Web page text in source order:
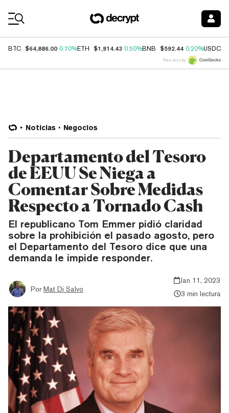
BTC $64,886.00 0.70%ETH $1,914.43 0.50%BNB $592.44 0.20%USDC
Price data by
Noticias Negocios
Departamento del Tesoro
de EEUU Se Niega a
Comentar Sobre Medidas
Respecto a Tornado Cash
El republicano Tom Emmer pidió claridad
sobre la prohibición el pasado agosto, pero
el Departamento del Tesoro dice que una
demanda le impide responder.
Por Mat Di Salvo
Jan 11, 2023
3 min lectura